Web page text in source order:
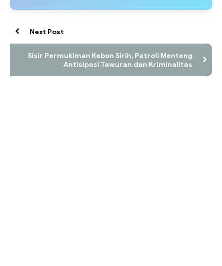
Next Post
Sisir Permukiman Kebon Sirih, Patroli Menteng
Antisipasi Tawuran dan Kriminalitas